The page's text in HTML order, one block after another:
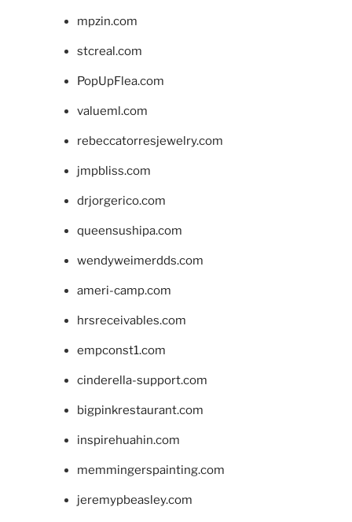
mpzin.com
stcreal.com
PopUpFlea.com
valueml.com
rebeccatorresjewelry.com
jmpbliss.com
drjorgerico.com
queensushipa.com
wendyweimerdds.com
ameri-camp.com
hrsreceivables.com
empconst1.com
cinderella-support.com
bigpinkrestaurant.com
inspirehuahin.com
memmingerspainting.com
jeremypbeasley.com